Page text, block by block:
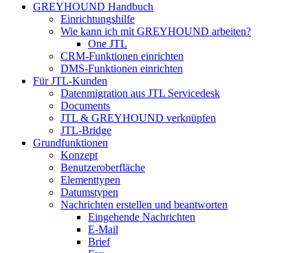
GREYHOUND Handbuch
Einrichtungshilfe
Wie kann ich mit GREYHOUND arbeiten?
One JTL
CRM-Funktionen einrichten
DMS-Funktionen einrichten
Für JTL-Kunden
Datenmigration aus JTL Servicedesk
Documents
JTL & GREYHOUND verknüpfen
JTL-Bridge
Grundfunktionen
Konzept
Benutzeroberfläche
Elementtypen
Datumstypen
Nachrichten erstellen und beantworten
Eingehende Nachrichten
E-Mail
Brief